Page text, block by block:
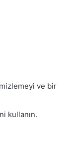
ve bir
kullanın.